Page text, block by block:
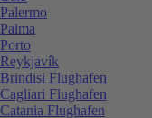
Palermo
Palma
Porto
Reykjavík
Brindisi Flughafen
Cagliari Flughafen
Catania Flughafen